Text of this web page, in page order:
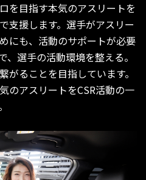
を目指す本気のアスリートを
支援します。選手がアスリー
にも、活動のサポートが必要
、選手の活動環境を整える。
がることを目指しています。
のアスリートをCSR活動の一